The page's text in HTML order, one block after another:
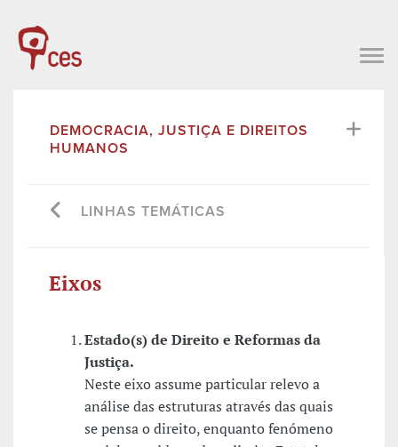
DEMOCRACIA, JUSTIÇA E DIREITOS
HUMANOS
LINHAS TEMÁTICAS
Eixos
Estado(s) de Direito e Reformas da
Justiça.
Neste eixo assume particular relevo a
análise das estruturas através das quais
se pensa o direito, enquanto fenómeno